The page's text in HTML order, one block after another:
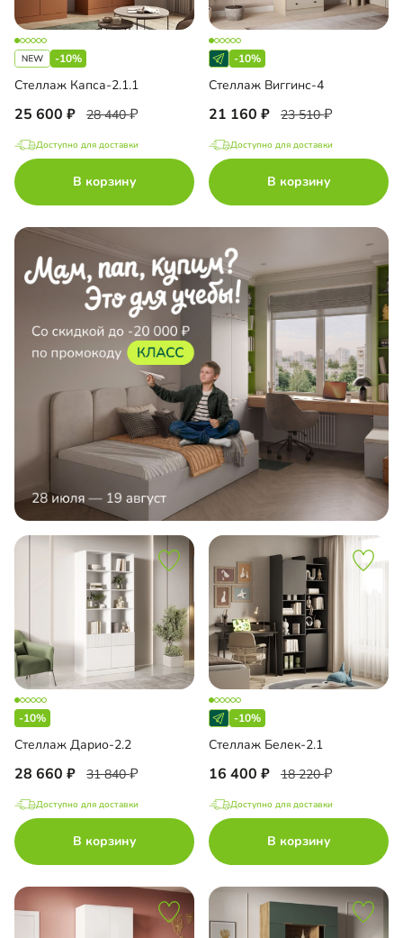
-10%
Стеллаж Капса-2.1.1
25 600 28 440
Доступно для доставки
В корзину
-10%
Стеллаж Виггинс-4
21 160 23 510
Доступно для доставки
В корзину
-10%
Стеллаж Дарио-2.2
28 660 31 840
Доступно для доставки
В корзину
-10%
Стеллаж Белек-2.1
16 400 18 220
Доступно для доставки
В корзину